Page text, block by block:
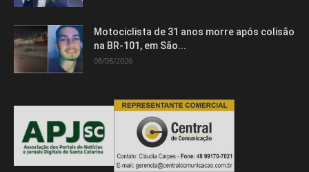
Motociclista de 31 anos morre após colisão
na BR-101, em São...
08/08/2026